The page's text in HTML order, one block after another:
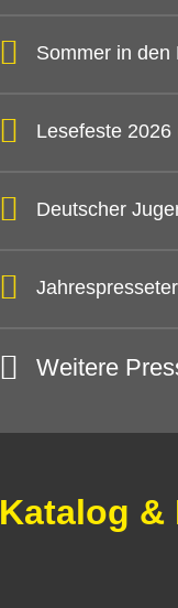
Sommer in den
Lesefeste 2026
Deutscher
Weitere
Katalog &